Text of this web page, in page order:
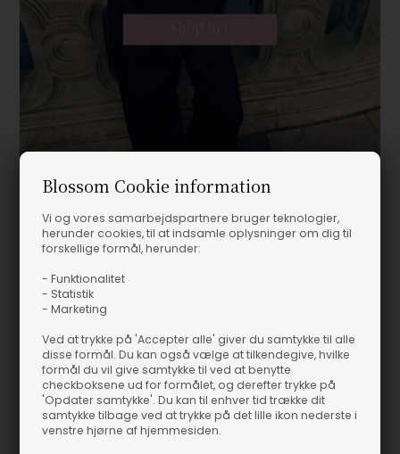
Blossom Cookie information
Vi og vores samarbejdspartnere bruger teknologier,
herunder cookies, til at indsamle oplysninger om dig til
forskellige formål, herunder:
- Funktionalitet
- Statistik
- Marketing
Ved at trykke på 'Accepter alle' giver du samtykke til alle
disse formål. Du kan også vælge at tilkendegive, hvilke
formål du vil give samtykke til ved at benytte
checkboksene ud for formålet, og derefter trykke på
'Opdater samtykke'. Du kan til enhver tid trække dit
samtykke tilbage ved at trykke på det lille ikon nederste i
venstre hjørne af hjemmesiden.